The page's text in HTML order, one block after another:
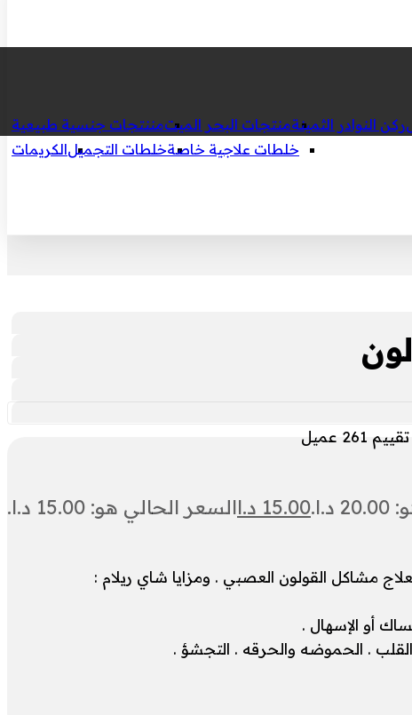
مننتجات جنسية طبيعيةمنتجات البحر الميتركن النوادر الثمينة
الكريماتخلطات التجميلخلطات علاجية خاصة
261 عميل
15.00 د.االسعر الحالي هو: 15.00 د.ا.
القولون العصبي . ومزايا شاي ريلام :
أو الإسهال .
. ⁦⁩الحموضه والحرقه . ⁦⁩التجشؤ .